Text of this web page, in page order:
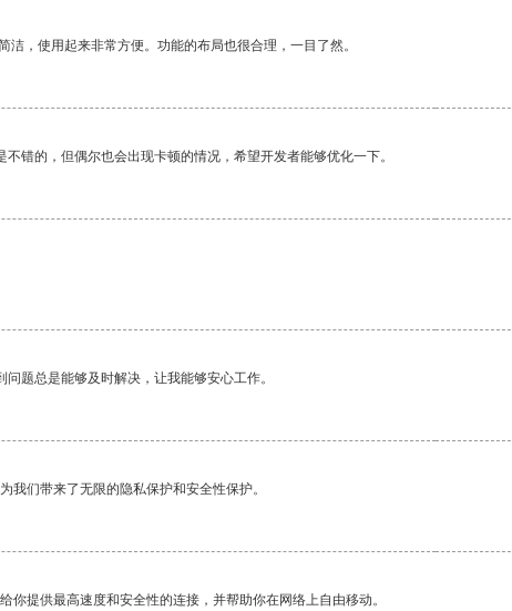
洁，使用起来非常方便。功能的布局也很合理，一目了然。
错的，但偶尔也会出现卡顿的情况，希望开发者能够优化一下。
题总是能够及时解决，让我能够安心工作。
我们带来了无限的隐私保护和安全性保护。
你提供最高速度和安全性的连接，并帮助你在网络上自由移动。